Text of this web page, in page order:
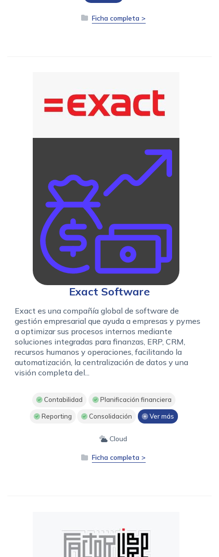
Ficha completa >
Exact Software
Exact es una compañía global de software de
gestión empresarial que ayuda a empresas y pymes
a optimizar sus procesos internos mediante
soluciones integradas para finanzas, ERP, CRM,
recursos humanos y operaciones, facilitando la
automatización, la centralización de datos y una
visión completa del...
Contabilidad Planificación financiera
Reporting Consolidación Ver más
Cloud
Ficha completa >